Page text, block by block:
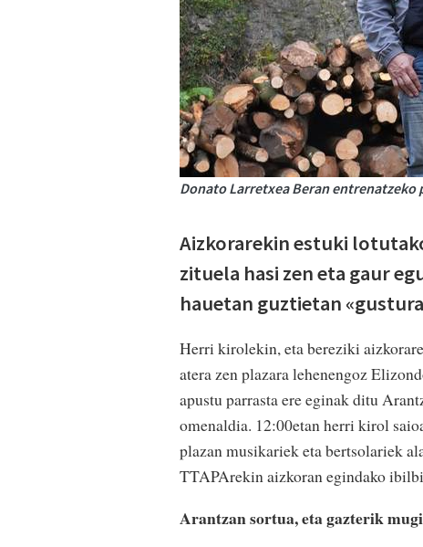
Donato Larretxea Beran entrenatzeko
Aizkorarekin estuki
zituela hasi zen eta gaur
hauetan guztietan
Herri kirolekin, eta bereziki
atera zen plazara lehenengoz
apustu parrasta ere eginak ditu
omenaldia. 12:00etan herri kirol
plazan musikariek eta bertsolariek
TTAPArekin aizkoran egindako
Arantzan sortua, eta gazterik